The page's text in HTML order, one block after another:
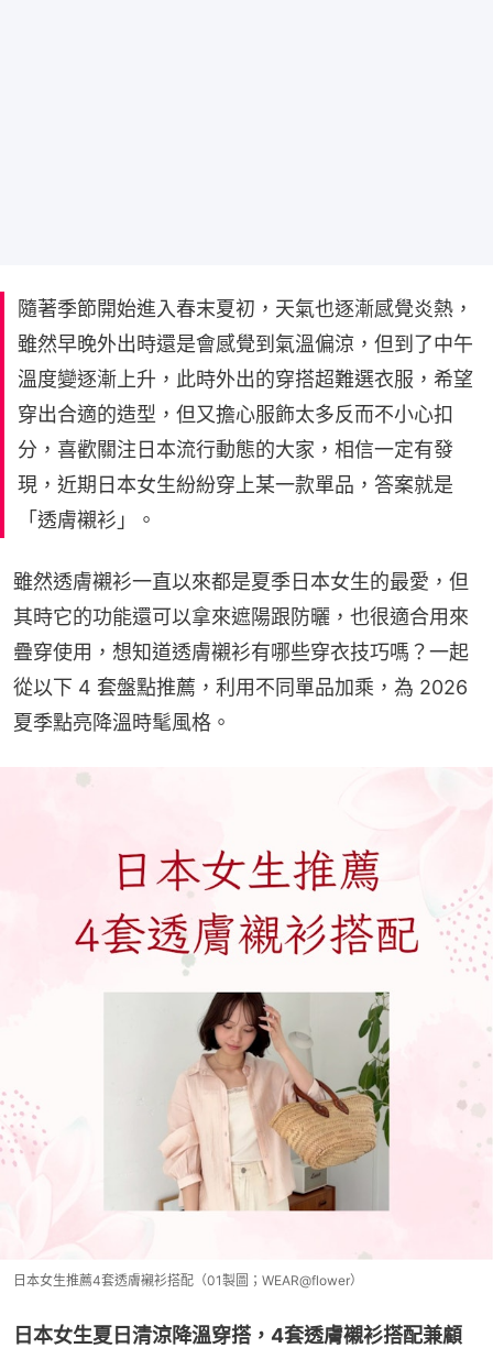
隨著季節開始進入春末夏初，天氣也逐漸感覺炎熱，
雖然早晚外出時還是會感覺到氣溫偏涼，但到了中午
溫度變逐漸上升，此時外出的穿搭超難選衣服，希望
穿出合適的造型，但又擔心服飾太多反而不小心扣
分，喜歡關注日本流行動態的大家，相信一定有發
現，近期日本女生紛紛穿上某一款單品，答案就是
「透膚襯衫」。
雖然透膚襯衫一直以來都是夏季日本女生的最愛，但
其時它的功能還可以拿來遮陽跟防曬，也很適合用來
疊穿使用，想知道透膚襯衫有哪些穿衣技巧嗎？一起
從以下 4 套盤點推薦，利用不同單品加乘，為 2026
夏季點亮降溫時髦風格。
日本女生推薦4套透膚襯衫搭配（01製圖；WEAR@flower）
日本女生夏日清涼降溫穿搭，4套透膚襯衫搭配兼顧